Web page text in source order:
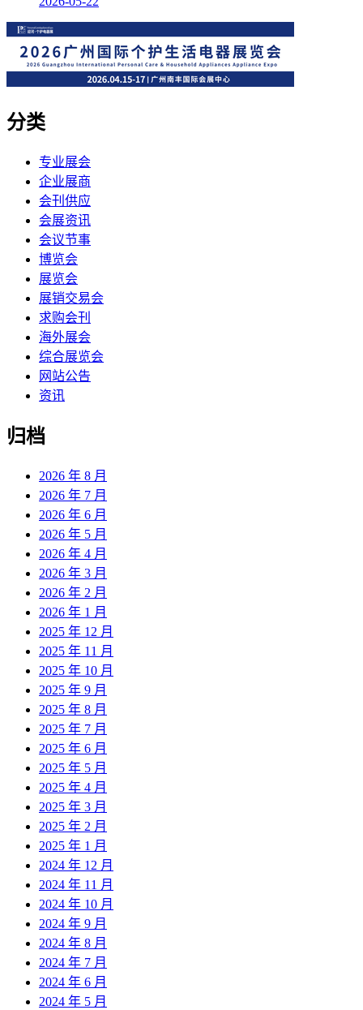
分类
专业展会
企业展商
会刊供应
会展资讯
会议节事
博览会
展览会
展销交易会
求购会刊
海外展会
综合展览会
网站公告
资讯
归档
2026 年 8 月
2026 年 7 月
2026 年 6 月
2026 年 5 月
2026 年 4 月
2026 年 3 月
2026 年 2 月
2026 年 1 月
2025 年 12 月
2025 年 11 月
2025 年 10 月
2025 年 9 月
2025 年 8 月
2025 年 7 月
2025 年 6 月
2025 年 5 月
2025 年 4 月
2025 年 3 月
2025 年 2 月
2025 年 1 月
2024 年 12 月
2024 年 11 月
2024 年 10 月
2024 年 9 月
2024 年 8 月
2024 年 7 月
2024 年 6 月
2024 年 5 月